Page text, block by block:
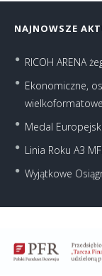
NAJNOWSZE
RICOH ARENA
Ekonomiczne,
Medal
Linia Roku A3
Wyjątkowe